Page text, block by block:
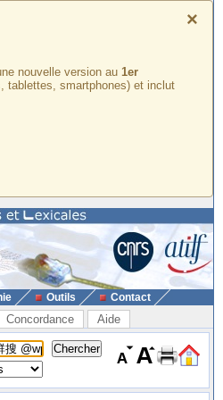
×
nouvelle version au 1er
tablettes, smartphones) et inclut
Outils Contact
Concordance Aide